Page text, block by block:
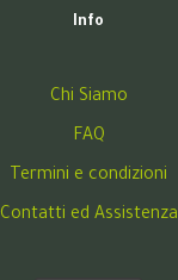
Info
Chi Siamo
FAQ
Termini e condizioni
Contatti ed Assistenza